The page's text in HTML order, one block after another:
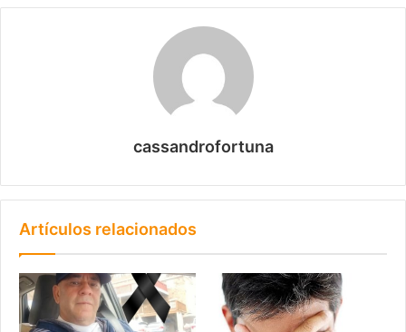
cassandrofortuna
Artículos relacionados